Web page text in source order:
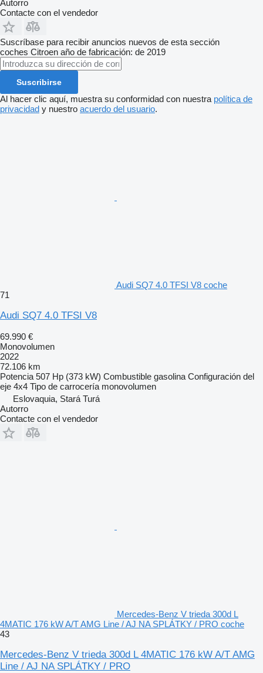
Autorro
Contacte con el vendedor
Suscríbase para recibir anuncios nuevos de esta sección
coches Citroen año de fabricación: de 2019
Suscribirse
Al hacer clic aquí, muestra su conformidad con nuestra política de
privacidad y nuestro acuerdo del usuario.
Audi SQ7 4.0 TFSI V8 coche
71
Audi SQ7 4.0 TFSI V8
69.990 €
Monovolumen
2022
72.106 km
Potencia 507 Hp (373 kW) Combustible gasolina Configuración del
eje 4x4 Tipo de carrocería monovolumen
Eslovaquia, Stará Turá
Autorro
Contacte con el vendedor
Mercedes-Benz V trieda 300d L
4MATIC 176 kW A/T AMG Line / AJ NA SPLÁTKY / PRO coche
43
Mercedes-Benz V trieda 300d L 4MATIC 176 kW A/T AMG
Line / AJ NA SPLÁTKY / PRO